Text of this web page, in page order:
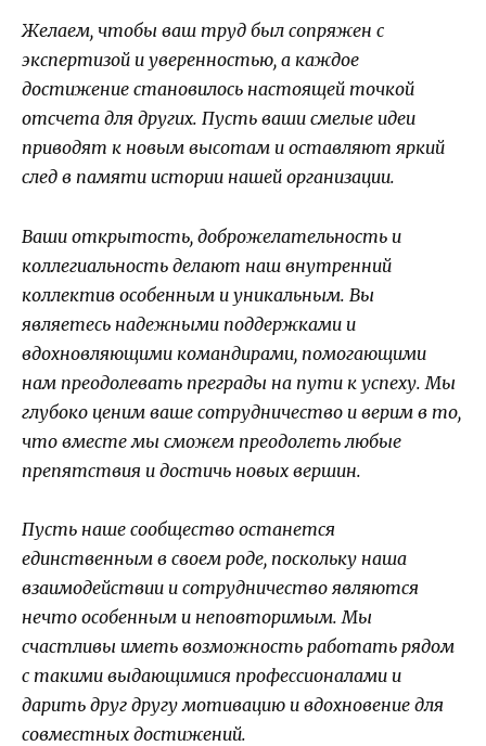
Желаем, чтобы ваш труд был сопряжен с
экспертизой и уверенностью, а каждое
достижение становилось настоящей точкой
отсчета для других. Пусть ваши смелые идеи
приводят к новым высотам и оставляют яркий
след в памяти истории нашей организации.
Ваши открытость, доброжелательность и
коллегиальность делают наш внутренний
коллектив особенным и уникальным. Вы
являетесь надежными поддержками и
вдохновляющими командирами, помогающими
нам преодолевать преграды на пути к успеху. Мы
глубоко ценим ваше сотрудничество и верим в то,
что вместе мы сможем преодолеть любые
препятствия и достичь новых вершин.
Пусть наше сообщество останется
единственным в своем роде, поскольку наша
взаимодействии и сотрудничество являются
нечто особенным и неповторимым. Мы
счастливы иметь возможность работать рядом
с такими выдающимися профессионалами и
дарить друг другу мотивацию и вдохновение для
совместных достижений.